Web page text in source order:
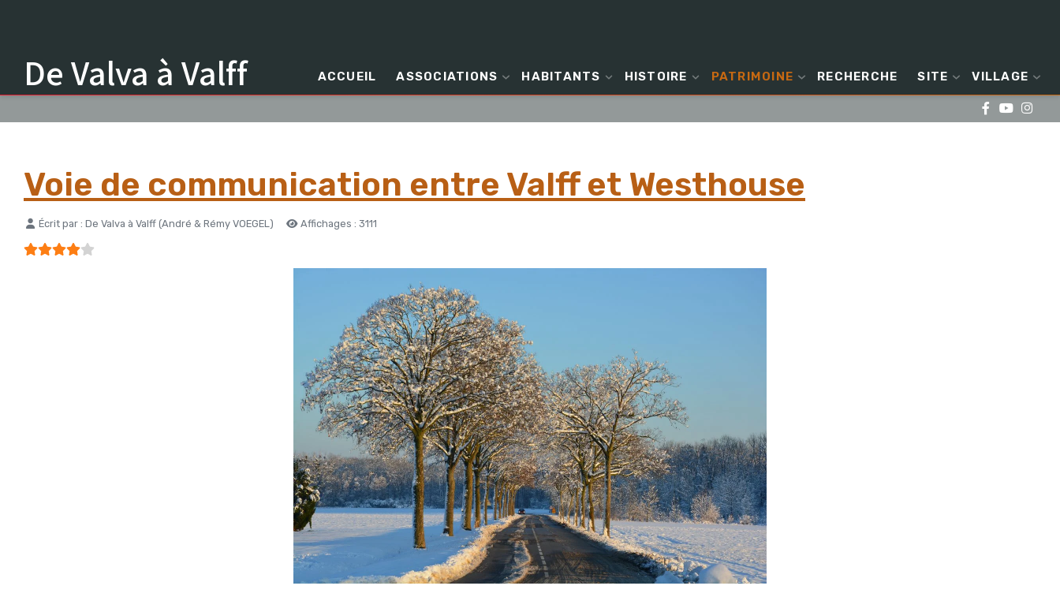
De Valva à Valff ACCUEIL ASSOCIATIONS HABITANTS HISTOIRE PATRIMOINE RECHERCHE SITE VILLAGE
Voie de communication entre Valff et Westhouse
Détails
Écrit par : De Valva à Valff (André & Rémy VOEGEL) Affichages : 3111
Vote utilisateur: